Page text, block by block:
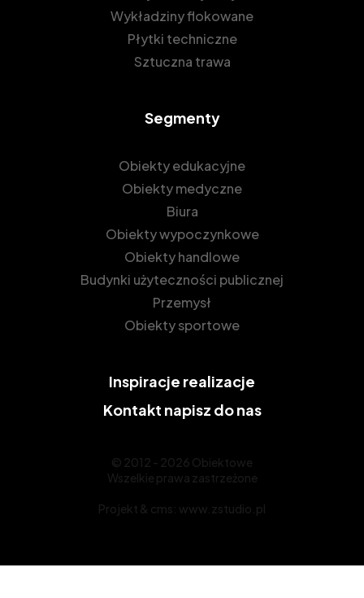
Wykładziny flokowane
Płytki techniczne
Sztuczna trawa
Segmenty
Obiekty edukacyjne
Obiekty medyczne
Biura
Obiekty wypoczynkowe
Obiekty handlowe
Budynki użyteczności publicznej
Przemysł
Obiekty sportowe
Inspiracje realizacje
Kontakt napisz do nas
© 2012 - 2026 Obiektowe
Wszelkie prawa zastrzeżone
Projekt & cms: www.zstudio.pl